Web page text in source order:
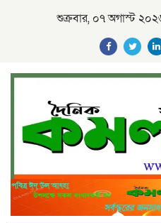
শুক্রবার, ০৭ অগাস্ট